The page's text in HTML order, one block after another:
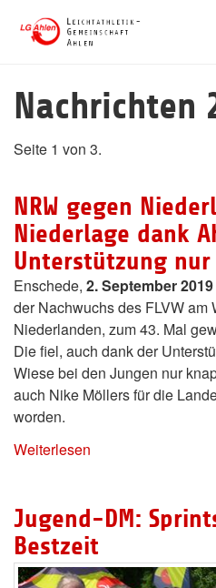
Nachrichten
Seite 1 von 3.
NRW gegen
Niederlage dank
Unterstützung
Enschede, 2. September 2019
der Nachwuchs des FLVW am
Niederlanden, zum 43. Mal
Die fiel, auch dank der
Wiese bei den Jungen nur
auch Nike Möllers für die
worden.
Weiterlesen
Jugend-DM:
Bestzeit